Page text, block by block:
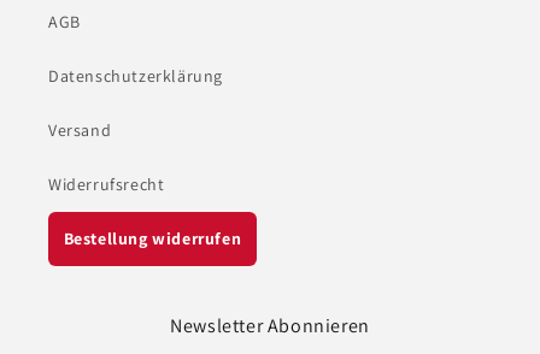
AGB
Datenschutzerklärung
Versand
Widerrufsrecht
Bestellung widerrufen
Newsletter Abonnieren